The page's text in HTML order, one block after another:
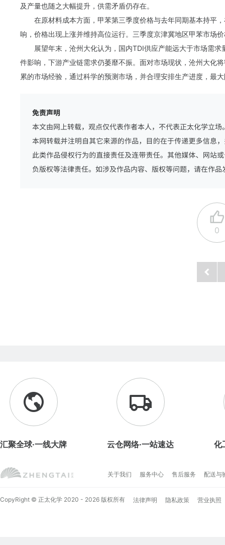
及产量也随之大幅提升，供需矛盾仍存在。
在原材料成本方面，甲苯第三季度价格与去年同期基本持平
响，价格出现上涨并维持高位运行。三季度京津冀地区甲苯市场
展望年末，沧州大化认为，国内TDI供应产能远大于市场需
件影响，下游产业链需求仍萎靡不振。面对市场现状，沧州大化
累的市场经验，通过科学的预测市场，并合理安排生产进度，最
0
汇聚全球·一线大牌 云仓网络·一站速达 化
关于我们 服务中心 售后服务 配送与
CopyRight © 正太化学 2020 - 2026 版权所有 法律声明 隐私政策 营业执照